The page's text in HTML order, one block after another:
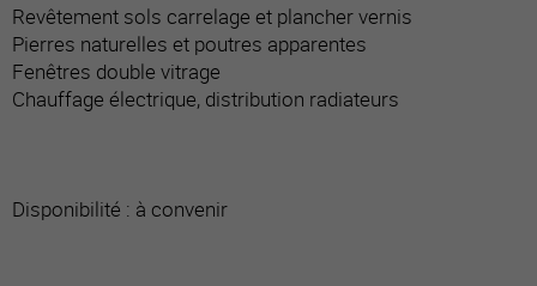
Revêtement sols carrelage et plancher vernis
Pierres naturelles et poutres apparentes
Fenêtres double vitrage
Chauffage électrique, distribution radiateurs
Disponibilité : à convenir